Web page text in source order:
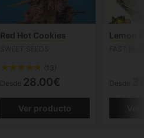
Red Hot Cookies
(13)
Desde 28.00€
Ver producto
Lemon
Desde